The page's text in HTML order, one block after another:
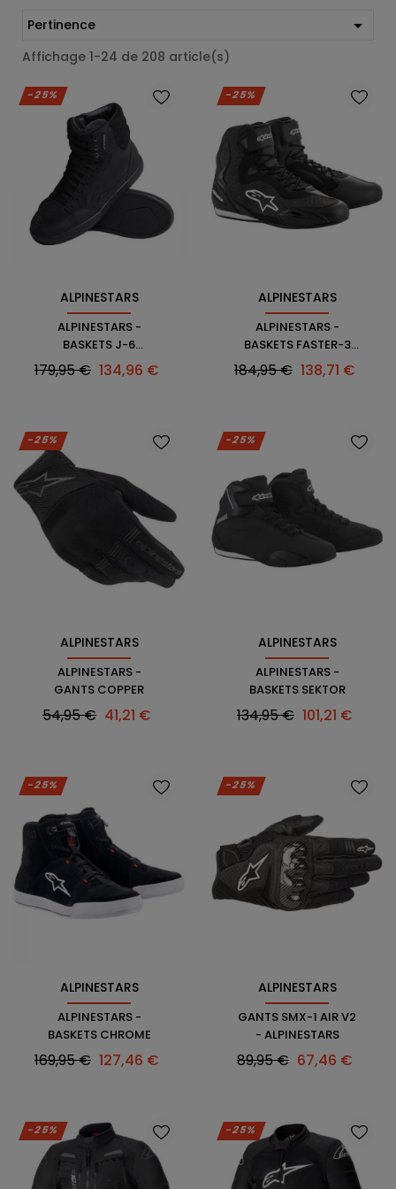
Pertinence 
Affichage 1-24 de 208 article(s)
-25%
ALPINESTARS
ALPINESTARS -
BASKETS J-6
WATERPROOF
Prix
179,95 € Prix
134,96 €
-25%
ALPINESTARS
ALPINESTARS -
BASKETS FASTER-3
RIDEKNIT
Prix
184,95 € Prix
138,71 €
-25%
ALPINESTARS
ALPINESTARS -
GANTS COPPER
Prix
54,95 € Prix
41,21 €
-25%
ALPINESTARS
ALPINESTARS -
BASKETS SEKTOR
Prix
134,95 € Prix
101,21 €
-25%
ALPINESTARS
ALPINESTARS -
BASKETS CHROME
Prix
169,95 € Prix
127,46 €
-25%
ALPINESTARS
GANTS SMX-1 AIR V2
- ALPINESTARS
Prix
89,95 € Prix
67,46 €
-25% -25%